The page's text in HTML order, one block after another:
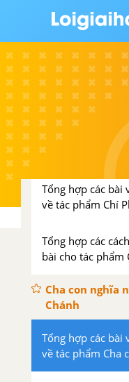
Tổng hợp các bài
về tác phẩm
tang gia
Tổng hợp các
bài cho tác phẩm
của một tang gia
Chí Phèo - Nam
Tổng hợp các bài
về tác phẩm Chí
Tổng hợp các
bài cho tác phẩm
Cha con nghĩa
Chánh
Tổng hợp các bài
về tác phẩm Cha